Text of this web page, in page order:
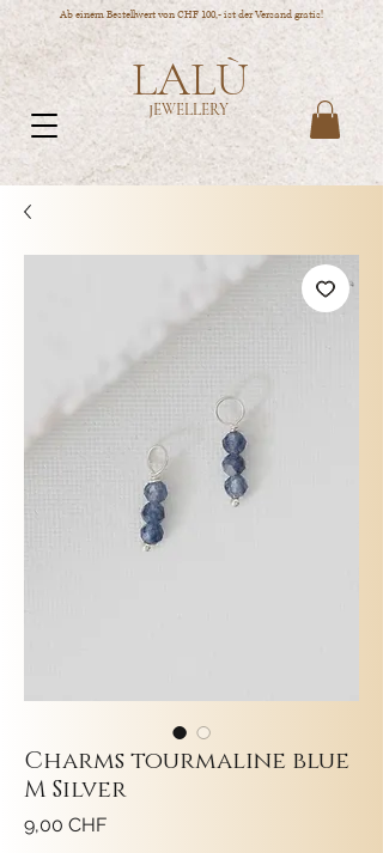
Ab einem Bestellwert von CHF 100,- ist der Versand gratis!
LALÙ
JEWELLERY
Charms tourmaline blue
M Silver
9,00 CHFPreis